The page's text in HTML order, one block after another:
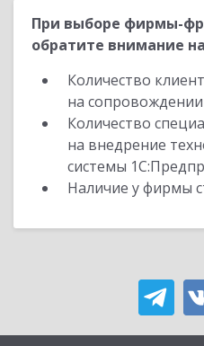
При выборе фирмы-
обратите внимание
Количество
на
Количество
на внедрение
системы
Наличие у фирмы